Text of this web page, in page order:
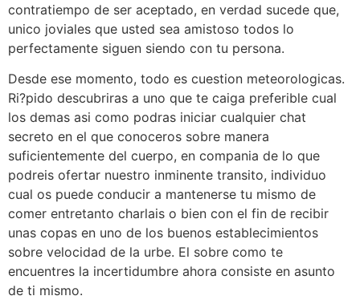
contratiempo de ser aceptado, en verdad sucede que,
unico joviales que usted sea amistoso todos lo
perfectamente siguen siendo con tu persona.
Desde ese momento, todo es cuestion meteorologicas.
Ri?pido descubriras a uno que te caiga preferible cual
los demas asi­ como podras iniciar cualquier chat
secreto en el que conoceros sobre manera
suficientemente del cuerpo, en compania de lo que
podreis ofertar nuestro inminente transito, individuo
cual os puede conducir a mantenerse tu mismo de
comer entretanto charlais o bien con el fin de recibir
unas copas en uno de los buenos establecimientos
sobre velocidad de la urbe. El sobre como te
encuentres la incertidumbre ahora consiste en asunto
de ti mismo.